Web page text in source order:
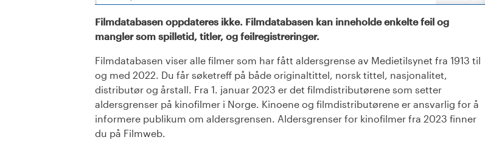
Filmdatabasen oppdateres ikke. Filmdatabasen kan inneholde enkelte feil og
mangler som spilletid, titler, og feilregistreringer.
Filmdatabasen viser alle filmer som har fått aldersgrense av Medietilsynet fra 1913 til
og med 2022. Du får søketreff på både originaltittel, norsk tittel, nasjonalitet,
distributør og årstall. Fra 1. januar 2023 er det filmdistributørene som setter
aldersgrenser på kinofilmer i Norge. Kinoene og filmdistributørene er ansvarlig for å
informere publikum om aldersgrensen. Aldersgrenser for kinofilmer fra 2023 finner
du på Filmweb.